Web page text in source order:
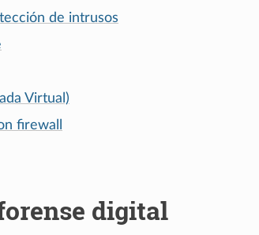
de intrusos
Virtual)
firewall
digital